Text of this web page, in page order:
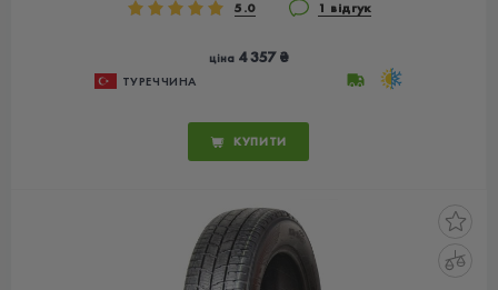
5.0 1 відгук
ціна4 357 ₴
ТУРЕЧЧИНА
КУПИТИ